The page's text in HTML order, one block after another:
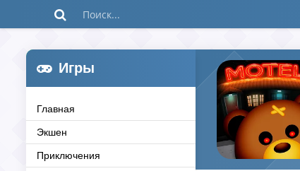
Игры
Главная
Экшен
Приключения